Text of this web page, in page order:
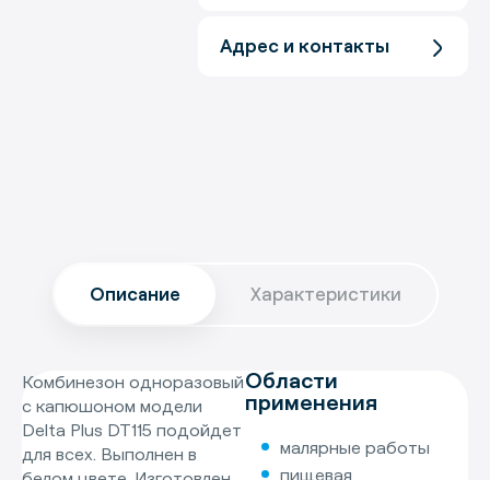
Адрес и контакты
Описание Характеристики
Комбинезон одноразовый
с капюшоном модели
Delta Plus DT115 подойдет
для всех. Выполнен в
Области
применения
малярные работы
пищевая